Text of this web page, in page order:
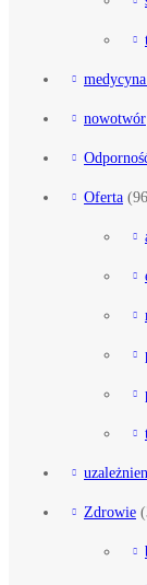
nowotwór
Oferta
Zdrowie